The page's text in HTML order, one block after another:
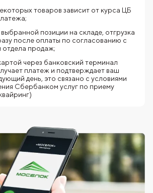
товаров зависит от курса ЦБ
позиции на складе, отгрузка
после оплаты по согласованию с
продаж;
через банковский терминал
платеж и подтверждает ваш
день, это связано с условиями
Сбербанком услуг по приему